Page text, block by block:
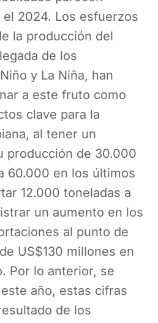
2024. Los esfuerzos
la producción del
de los
y La Niña, han
a este fruto como
clave para la
al tener un
producción de 30.000
60.000 en los últimos
12.000 toneladas a
un aumento en los
al punto de
US$130 millones en
Por lo anterior, se
año, estas cifras
de los